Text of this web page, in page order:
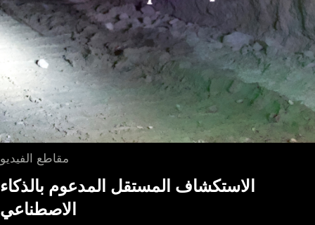
مقاطع الفيديو
الاستكشاف المستقل المدعوم بالذكاء
الاصطناعي